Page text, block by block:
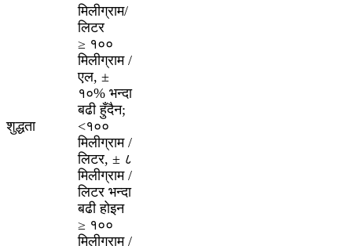
मिलीग्राम/
लिटर
शुद्धता
≥ १००
मिलीग्राम /
एल, ±
१०% भन्दा
बढी हुँदैन;
<१००
मिलीग्राम /
लिटर, ± ८
मिलीग्राम /
लिटर भन्दा
बढी होइन
≥ १००
मिलीग्राम /